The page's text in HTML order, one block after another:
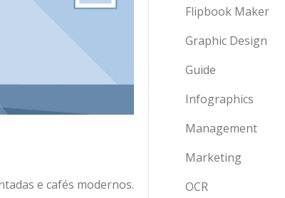
e cafés modernos.
Flipbook Maker
Graphic Design
Guide
Infographics
Management
Marketing
OCR